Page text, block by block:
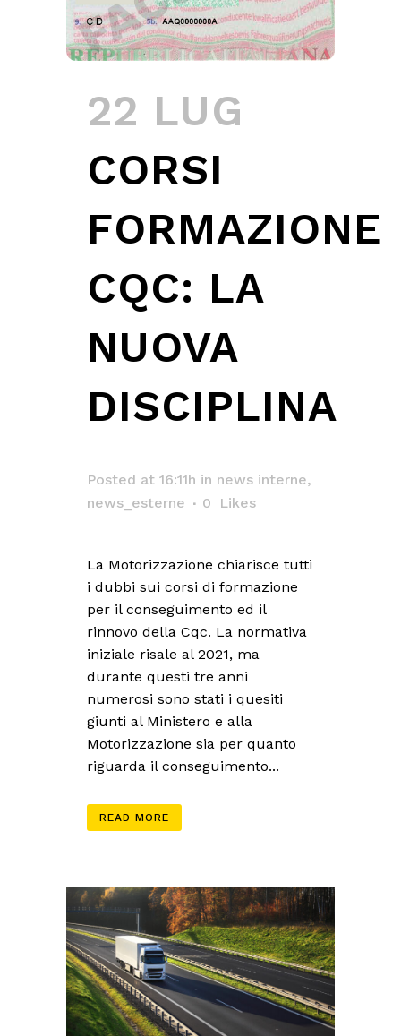
22 LUG
CORSI
FORMAZIONE
CQC: LA
NUOVA
DISCIPLINA
Posted at 16:11h in news interne,
news_esterne
0 Likes
La Motorizzazione chiarisce tutti
i dubbi sui corsi di formazione
per il conseguimento ed il
rinnovo della Cqc. La normativa
iniziale risale al 2021, ma
durante questi tre anni
numerosi sono stati i quesiti
giunti al Ministero e alla
Motorizzazione sia per quanto
riguarda il conseguimento...
READ MORE